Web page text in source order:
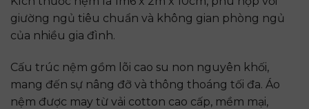
giường ngủ tiêu chuẩn và không gian phòng ngủ
của nhiều gia đình.
Cấu trúc nệm gồm lõi cao su non nguyên khối,
mang đến sự nâng đỡ và thông thoáng tối đa. Áo
nệm được may từ vải cotton cao cấp, mềm mại,